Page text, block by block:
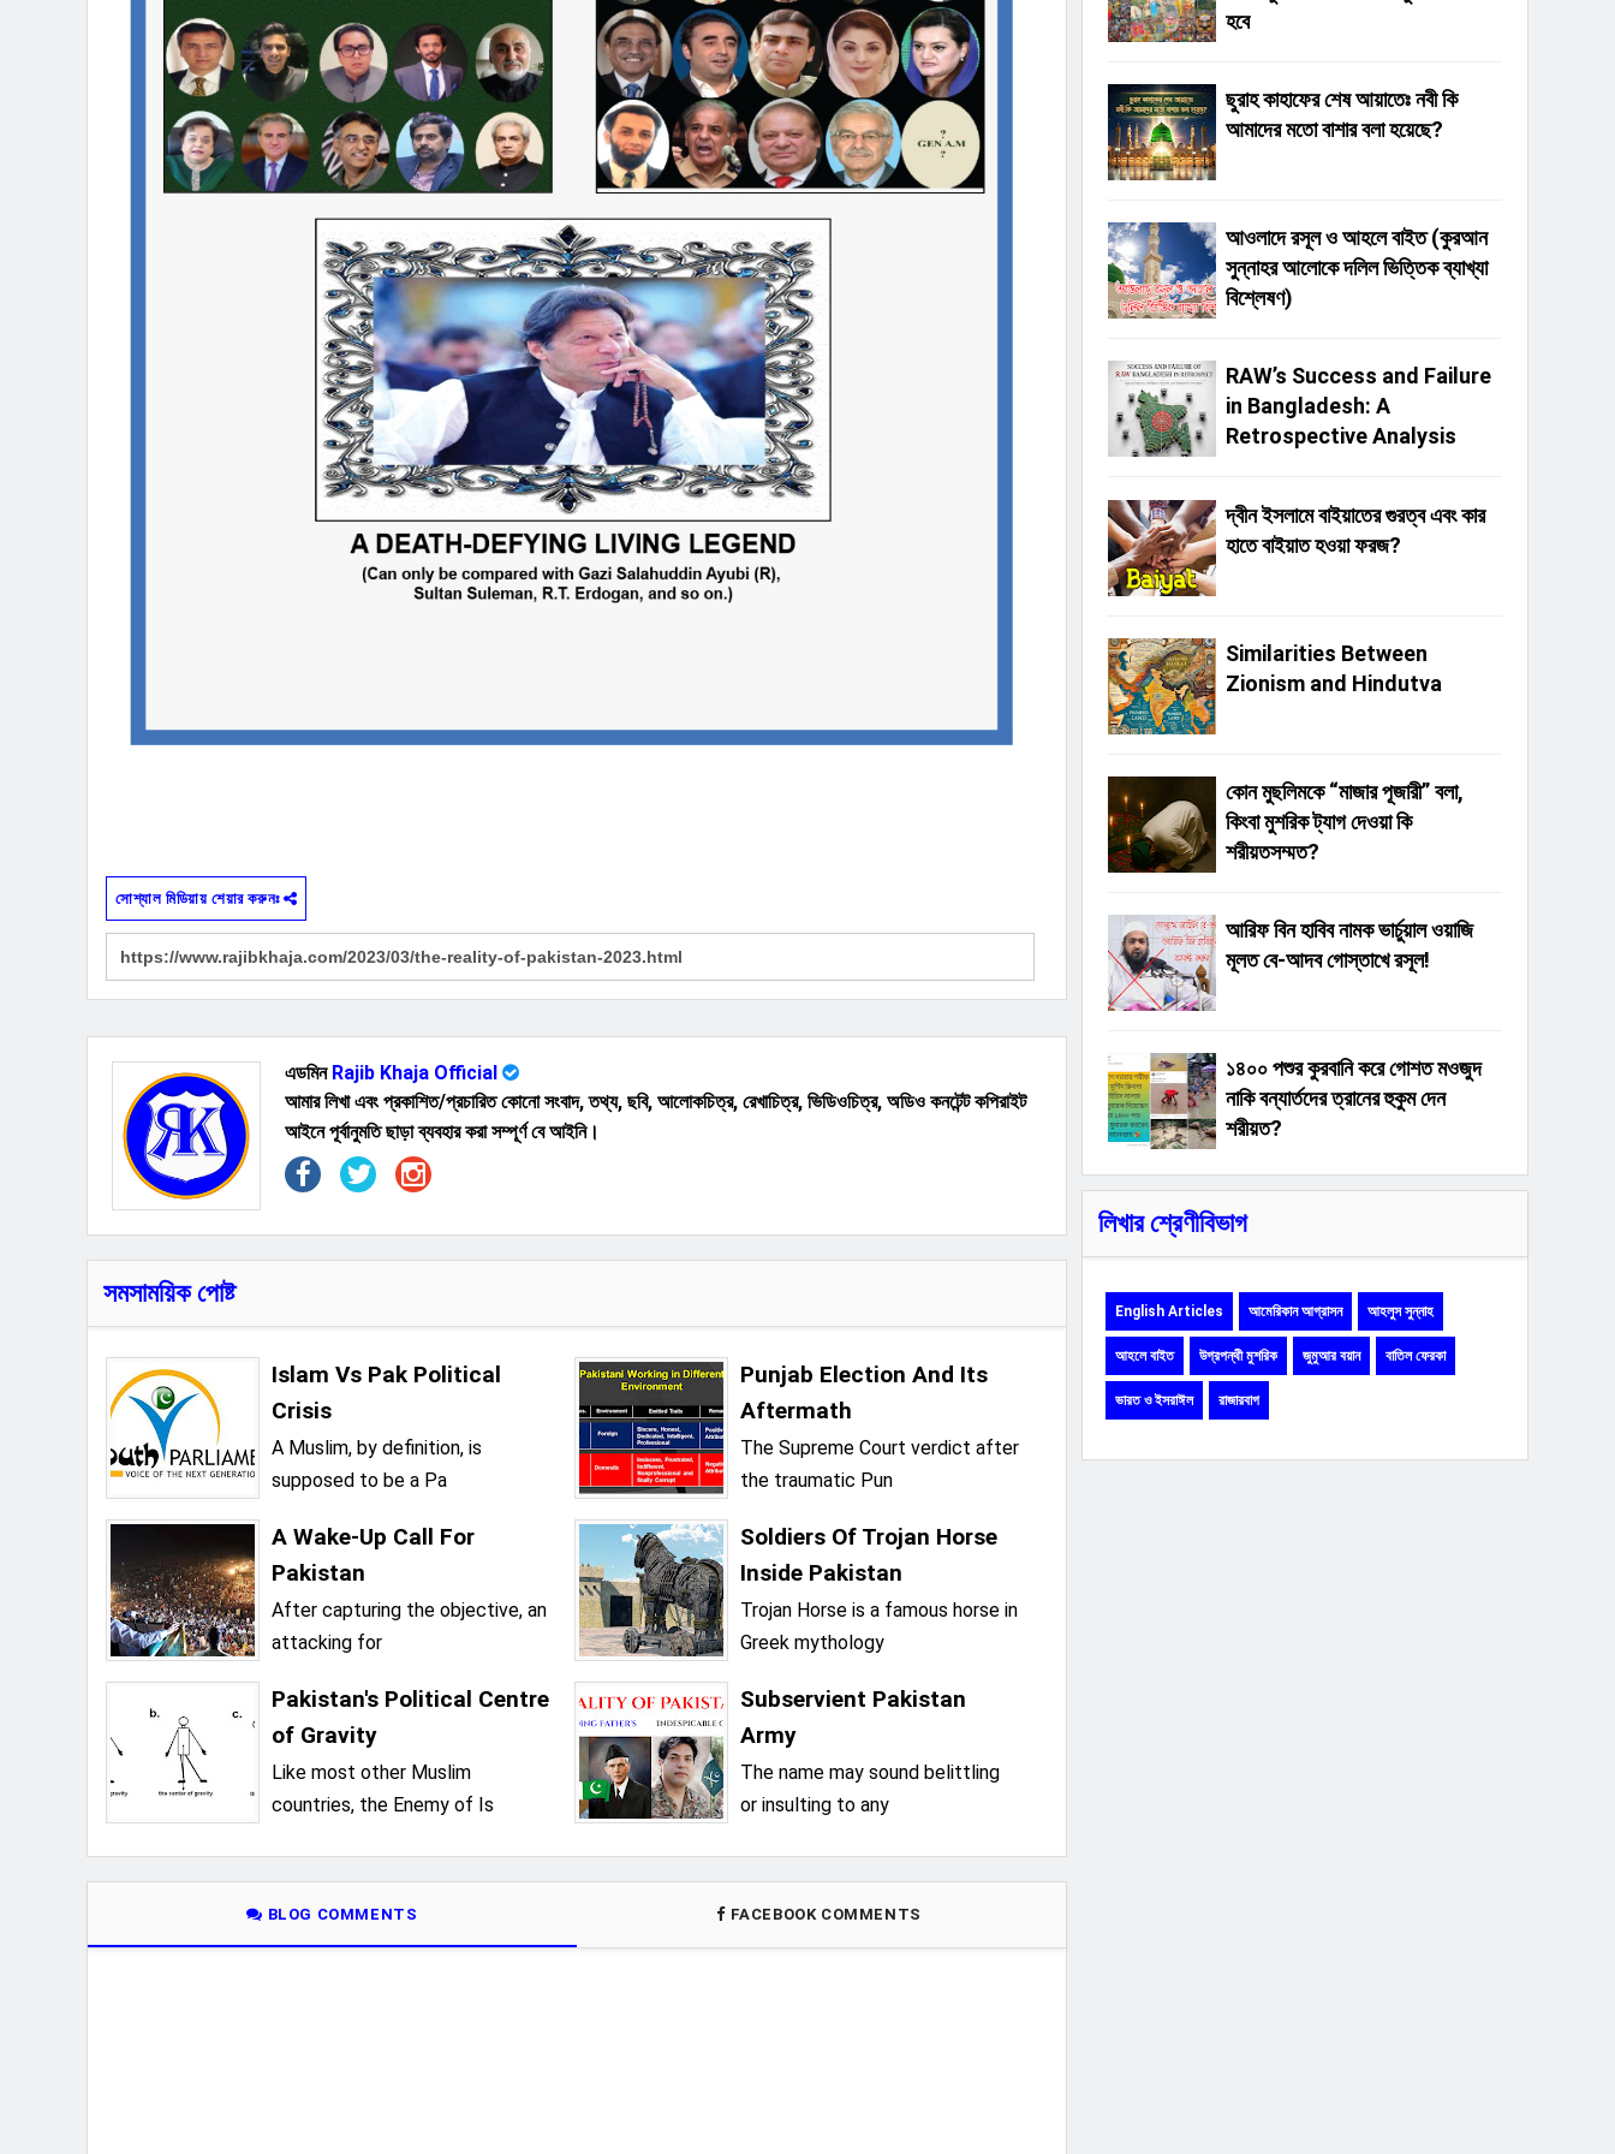
সোশ্যাল মিডিয়ায় শেয়ার করুনঃ
এডমিন Rajib Khaja Official
আমার লিখা এবং প্রকাশিত/প্রচারিত কোনো সংবাদ, তথ্য, ছবি, আলোকচিত্র, রেখাচিত্র, ভিডিওচিত্র, অডিও কনটেন্ট কপিরাইট
আইনে পূর্বানুমতি ছাড়া ব্যবহার করা সম্পূর্ণ বে আইনি।
সমসাময়িক পোষ্ট
Islam Vs Pak Political
Crisis
A Muslim, by definition, is
supposed to be a Pa
Punjab Election And Its
Aftermath
The Supreme Court verdict after
the traumatic Pun
A Wake-Up Call For
Pakistan
After capturing the objective, an
attacking for
Soldiers Of Trojan Horse
Inside Pakistan
Trojan Horse is a famous horse in
Greek mythology
Pakistan's Political Centre
of Gravity
Like most other Muslim
countries, the Enemy of Is
Subservient Pakistan
Army
The name may sound belittling
or insulting to any
BLOG COMMENTS FACEBOOK COMMENTS
হবে
ছুরাহ কাহাফের শেষ আয়াতেঃ নবী কি
আমাদের মতো বাশার বলা হয়েছে?
আওলাদে রসূল ও আহলে বাইত (কুরআন
সুন্নাহর আলোকে দলিল ভিত্তিক ব্যাখ্যা
বিশ্লেষণ)
RAW’s Success and Failure
in Bangladesh: A
Retrospective Analysis
দ্বীন ইসলামে বাইয়াতের গুরত্ব এবং কার
হাতে বাইয়াত হওয়া ফরজ?
Similarities Between
Zionism and Hindutva
কোন মুছলিমকে “মাজার পূজারী” বলা,
কিংবা মুশরিক ট্যাগ দেওয়া কি
শরীয়তসম্মত?
আরিফ বিন হাবিব নামক ভার্চুয়াল ওয়াজি
মূলত বে-আদব গোস্তাখে রসূল!
১৪০০ পশুর কুরবানি করে গোশত মওজুদ
নাকি বন্যার্তদের ত্রানের হুকুম দেন
শরীয়ত?
লিখার শ্রেণীবিভাগ
English Articles আমেরিকান আগ্রাসন আহলুস সুন্নাহ
আহলে বাইত উগ্রপন্থী মুশরিক জুমুআর বয়ান বাতিল ফেরকা
ভারত ও ইসরাঈল রাজারবাগ